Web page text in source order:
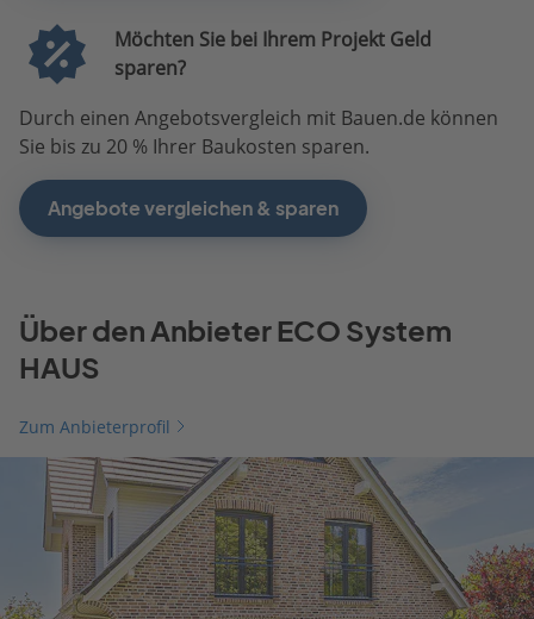
Möchten Sie bei Ihrem Projekt Geld
sparen?
Durch einen Angebotsvergleich mit Bauen.de können
Sie bis zu 20 % Ihrer Baukosten sparen.
Angebote vergleichen & sparen
Über den Anbieter ECO System
HAUS
Zum Anbieterprofil